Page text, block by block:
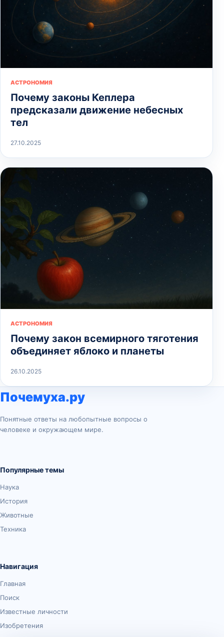
АСТРОНОМИЯ
Почему законы Кеплера
предсказали движение небесных
тел
27.10.2025
АСТРОНОМИЯ
Почему закон всемирного тяготения
объединяет яблоко и планеты
26.10.2025
Почемуха.ру
Понятные ответы на любопытные вопросы о
человеке и окружающем мире.
Популярные темы
Наука
История
Животные
Техника
Навигация
Главная
Поиск
Известные личности
Изобретения